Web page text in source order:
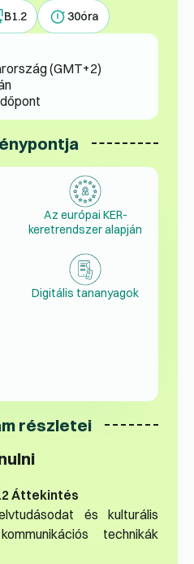
B1.2 30óra
(GMT+2)
Az európai KER-
keretrendszer alapján
Digitális tananyagok
részletei
Áttekintés
és kulturális
technikák